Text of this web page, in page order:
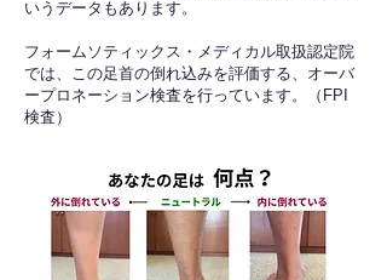
いうデータもあります。
フォームソティックス・メディカル取扱認定院
では、この足首の倒れ込みを評価する、オーバ
ープロネーション検査を行っています。（FPI
検査）​